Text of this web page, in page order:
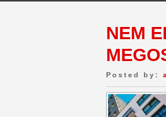
NEM
Posted by: